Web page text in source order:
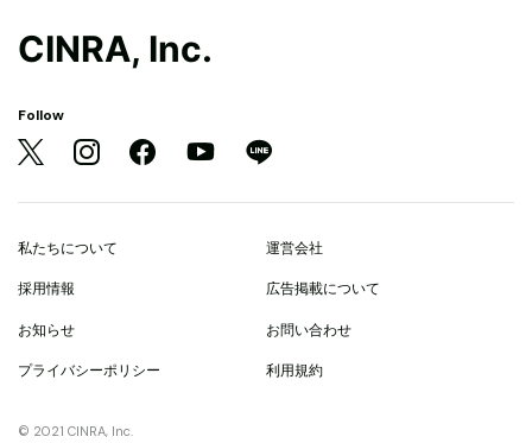
CINRA, Inc.
Follow
私たちについて 運営会社
採用情報 広告掲載について
お知らせ お問い合わせ
プライバシーポリシー 利用規約
© 2021 CINRA, Inc.